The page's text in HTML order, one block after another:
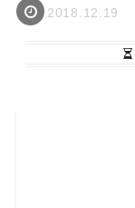
2018.12.19